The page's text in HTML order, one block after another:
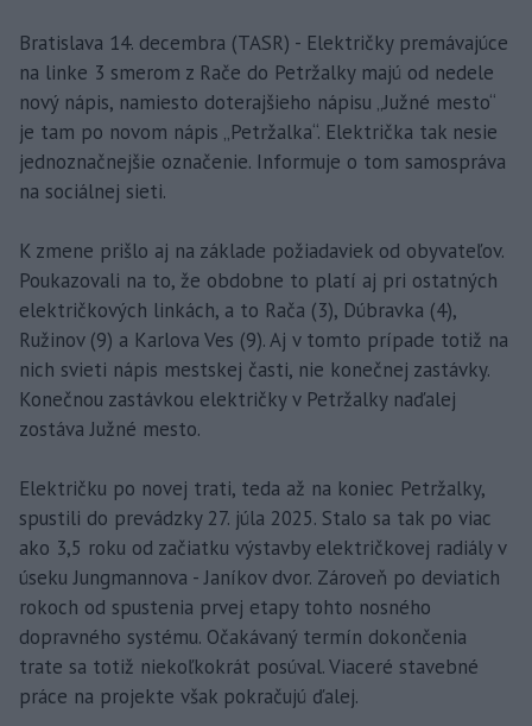
Bratislava 14. decembra (TASR) - Električky premávajúce
na linke 3 smerom z Rače do Petržalky majú od nedele
nový nápis, namiesto doterajšieho nápisu „Južné mesto“
je tam po novom nápis „Petržalka“. Električka tak nesie
jednoznačnejšie označenie. Informuje o tom samospráva
na sociálnej sieti.
K zmene prišlo aj na základe požiadaviek od obyvateľov.
Poukazovali na to, že obdobne to platí aj pri ostatných
električkových linkách, a to Rača (3), Dúbravka (4),
Ružinov (9) a Karlova Ves (9). Aj v tomto prípade totiž na
nich svieti nápis mestskej časti, nie konečnej zastávky.
Konečnou zastávkou električky v Petržalky naďalej
zostáva Južné mesto.
Električku po novej trati, teda až na koniec Petržalky,
spustili do prevádzky 27. júla 2025. Stalo sa tak po viac
ako 3,5 roku od začiatku výstavby električkovej radiály v
úseku Jungmannova - Janíkov dvor. Zároveň po deviatich
rokoch od spustenia prvej etapy tohto nosného
dopravného systému. Očakávaný termín dokončenia
trate sa totiž niekoľkokrát posúval. Viaceré stavebné
práce na projekte však pokračujú ďalej.